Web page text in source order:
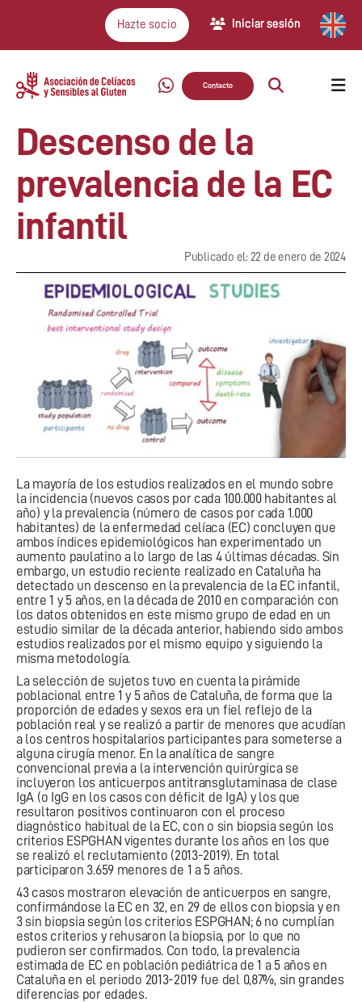
Hazte socio Iniciar sesión
Contacto
Descenso de la
prevalencia de la EC
infantil
Publicado el: 22 de enero de 2024
La mayoría de los estudios realizados en el mundo sobre
la incidencia (nuevos casos por cada 100.000 habitantes al
año) y la prevalencia (número de casos por cada 1.000
habitantes) de la enfermedad celíaca (EC) concluyen que
ambos índices epidemiológicos han experimentado un
aumento paulatino a lo largo de las 4 últimas décadas. Sin
embargo, un estudio reciente realizado en Cataluña ha
detectado un descenso en la prevalencia de la EC infantil,
entre 1 y 5 años, en la década de 2010 en comparación con
los datos obtenidos en este mismo grupo de edad en un
estudio similar de la década anterior, habiendo sido ambos
estudios realizados por el mismo equipo y siguiendo la
misma metodología.
La selección de sujetos tuvo en cuenta la pirámide
poblacional entre 1 y 5 años de Cataluña, de forma que la
proporción de edades y sexos era un fiel reflejo de la
población real y se realizó a partir de menores que acudían
a los centros hospitalarios participantes para someterse a
alguna cirugía menor. En la analítica de sangre
convencional previa a la intervención quirúrgica se
incluyeron los anticuerpos antitransglutaminasa de clase
IgA (o IgG en los casos con déficit de IgA) y los que
resultaron positivos continuaron con el proceso
diagnóstico habitual de la EC, con o sin biopsia según los
criterios ESPGHAN vigentes durante los años en los que
se realizó el reclutamiento (2013-2019). En total
participaron 3.659 menores de 1 a 5 años.
43 casos mostraron elevación de anticuerpos en sangre,
confirmándose la EC en 32, en 29 de ellos con biopsia y en
3 sin biopsia según los criterios ESPGHAN; 6 no cumplían
estos criterios y rehusaron la biopsia, por lo que no
pudieron ser confirmados. Con todo, la prevalencia
estimada de EC en población pediátrica de 1 a 5 años en
Cataluña en el periodo 2013-2019 fue del 0,87%, sin grandes
diferencias por edades.